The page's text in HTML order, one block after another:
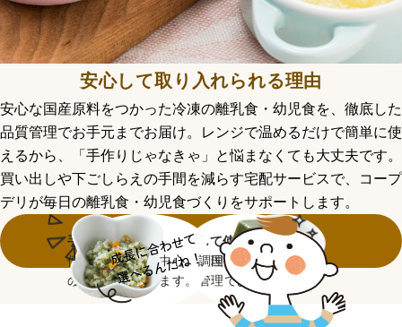
安心して取り入れられる理由
安心な国産原料をつかった冷凍の離乳食・幼児食を、徹底した
品質管理でお手元までお届け。レンジで温めるだけで簡単に使
えるから、「手作りじゃなきゃ」と悩まなくても大丈夫です。
買い出しや下ごしらえの手間を減らす宅配サービスで、コープ
デリが毎日の離乳食・幼児食づくりをサポートします。
成長に合わせて選べる
月齢・年齢に応じたライン
ナップ
安心して使える
安心な国産原料を徹底した
品質管理でお届け
手軽に使える
便利な冷凍品が中心。調理
の手間を減らします。
おためしセット